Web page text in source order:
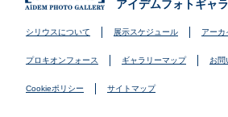
アイデムフォトギャ
シリウスについて 展示スケジュール アーカ
プロキオンフォース ギャラリーマップ お問
Cookieポリシー サイトマップ